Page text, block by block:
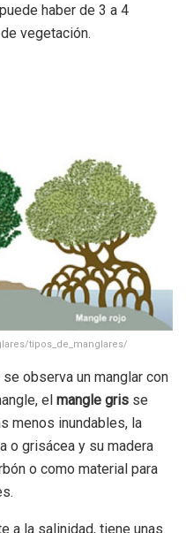
haber de 3 a 4
vegetación.
tipos_de_manglares/
observa un manglar con
el mangle gris se
menos inundables, la
o grisácea y su madera
o como material para
a la salinidad, tiene unas